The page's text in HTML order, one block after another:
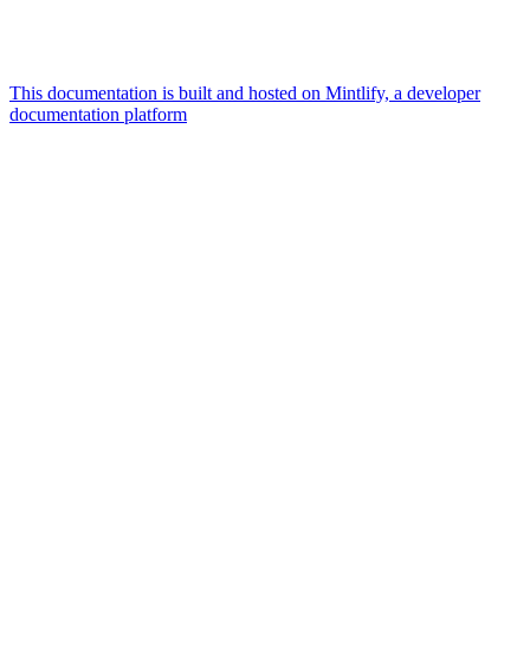
This documentation is built and hosted on Mintlify, a developer
documentation platform